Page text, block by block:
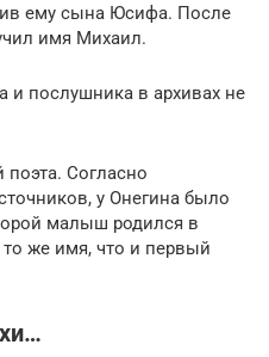
ему сына Юсифа. После
имя Михаил.
и послушника в архивах не
Согласно
у Онегина было
малыш родился в
же имя, что и первый